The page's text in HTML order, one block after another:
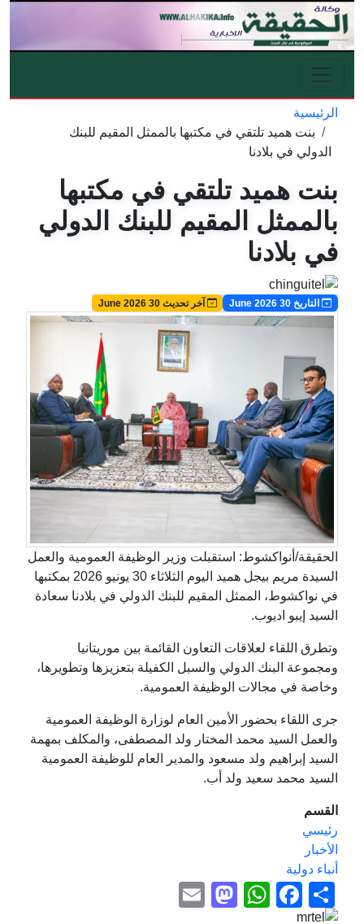
تجاوز إلى المحتوى الرئيسي
مسار التنقل
الرئيسية
بنت هميد تلتقي في مكتبها بالممثل المقيم للبنك
الدولي في بلادنا
بنت هميد تلتقي في مكتبها
بالممثل المقيم للبنك الدولي
في بلادنا
Image
التاريخ 30 June 2026 آخر تحديث 30 June 2026 Image
الحقيقة/أنواكشوط: استقبلت وزير الوظيفة العمومية والعمل
السيدة مريم بيجل هميد اليوم الثلاثاء 30 يونيو 2026 بمكتبها
في نواكشوط، الممثل المقيم للبنك الدولي في بلادنا سعادة
السيد إيبو اديوب.
وتطرق اللقاء لعلاقات التعاون القائمة بين موريتانيا
ومجموعة البنك الدولي والسبل الكفيلة بتعزيزها وتطويرها،
وخاصة في مجالات الوظيفة العمومية.
جرى اللقاء بحضور الأمين العام لوزارة الوظيفة العمومية
والعمل السيد محمد المختار ولد المصطفى، والمكلف بمهمة
السيد إبراهيم ولد مسعود والمدير العام للوظيفة العمومية
السيد محمد سعيد ولد أب.
القسم
رئيسي
الأخبار
أنباء دولية
Share
Facebook
WhatsApp
Mastodon
Image